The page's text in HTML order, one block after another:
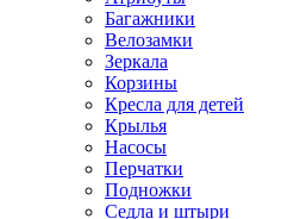
Багажники
Велозамки
Зеркала
Корзины
Кресла для детей
Крылья
Насосы
Перчатки
Подножки
Седла и штыри